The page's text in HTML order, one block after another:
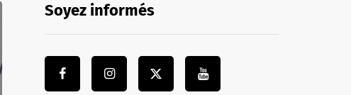
Soyez informés